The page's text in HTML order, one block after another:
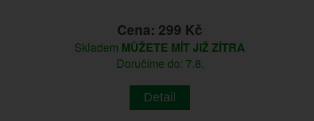
Cena: 299 Kč
Skladem MŮŽETE MÍT JIŽ ZÍTRA
Doručíme do: 7.8.
Detail